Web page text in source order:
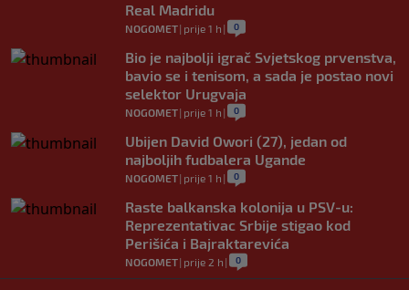
Real Madridu
NOGOMET| prije 1 h | 0
Bio je najbolji igrač Svjetskog prvenstva,
bavio se i tenisom, a sada je postao novi
selektor Urugvaja
NOGOMET| prije 1 h | 0
Ubijen David Owori (27), jedan od
najboljih fudbalera Ugande
NOGOMET| prije 1 h | 0
Raste balkanska kolonija u PSV-u:
Reprezentativac Srbije stigao kod
Perišića i Bajraktarevića
NOGOMET| prije 2 h | 0